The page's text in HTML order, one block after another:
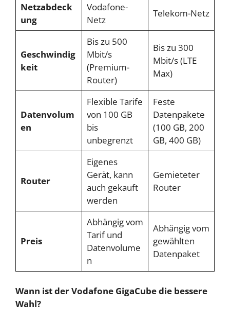
Netzabdeck
ung
Vodafone-
Netz
Telekom-Netz
Geschwindig
keit
Bis zu 500
Mbit/s
(Premium-
Router)
Bis zu 300
Mbit/s (LTE
Max)
Datenvolum
en
Flexible Tarife
von 100 GB
bis
unbegrenzt
Feste
Datenpakete
(100 GB, 200
GB, 400 GB)
Router
Eigenes
Gerät, kann
auch gekauft
werden
Gemieteter
Router
Preis
Abhängig vom
Tarif und
Datenvolume
n
Abhängig vom
gewählten
Datenpaket
Wann ist der Vodafone GigaCube die bessere
Wahl?